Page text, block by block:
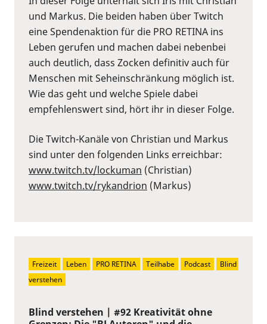
und Markus. Die beiden haben über Twitch
eine Spendenaktion für die PRO RETINA ins
Leben gerufen und machen dabei nebenbei
auch deutlich, dass Zocken definitiv auch für
Menschen mit Seheinschränkung möglich ist.
Wie das geht und welche Spiele dabei
empfehlenswert sind, hört ihr in dieser Folge.
Die Twitch-Kanäle von Christian und Markus
sind unter den folgenden Links erreichbar:
⁠www.twitch.tv/lockuman ⁠ (Christian)
⁠www.twitch.tv/rykandrion ⁠ (Markus)
Blind verstehen | #92 Kreativität ohne
Freizeit Leben PRO RETINA Teilhabe Podcast
Blind
verstehen